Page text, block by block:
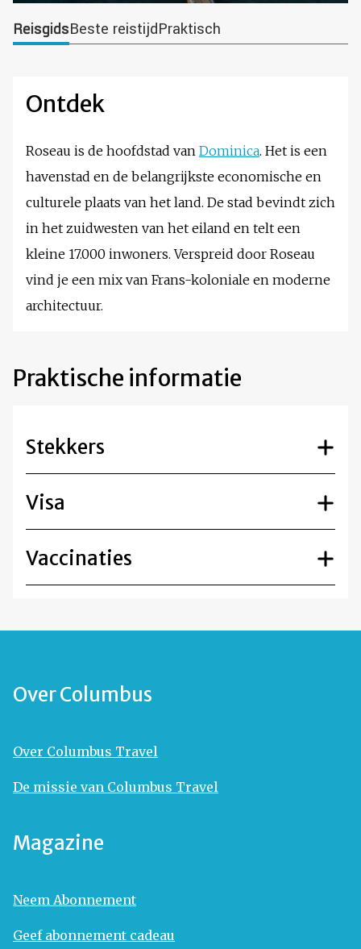
ReisgidsBeste reistijdPraktisch
Ontdek
Roseau is de hoofdstad van Dominica. Het is een
havenstad en de belangrijkste economische en
culturele plaats van het land. De stad bevindt zich
in het zuidwesten van het eiland en telt een
kleine 17.000 inwoners. Verspreid door Roseau
vind je een mix van Frans-koloniale en moderne
architectuur.
Praktische informatie
Stekkers
Visa
Vaccinaties
Over Columbus
Over Columbus Travel
De missie van Columbus Travel
Magazine
Neem Abonnement
Geef abonnement cadeau